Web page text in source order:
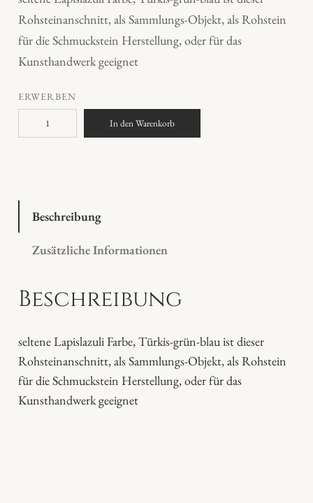
Rohsteinanschnitt, als Sammlungs-Objekt, als Rohstein
für die Schmuckstein Herstellung, oder für das
Kunsthandwerk geeignet
ERWERBEN
a
a
l
r
In den Warenkorb
Beschreibung
Zusätzliche Informationen
Beschreibung
seltene Lapislazuli Farbe, Türkis-grün-blau ist dieser
Rohsteinanschnitt, als Sammlungs-Objekt, als Rohstein
für die Schmuckstein Herstellung, oder für das
Kunsthandwerk geeignet